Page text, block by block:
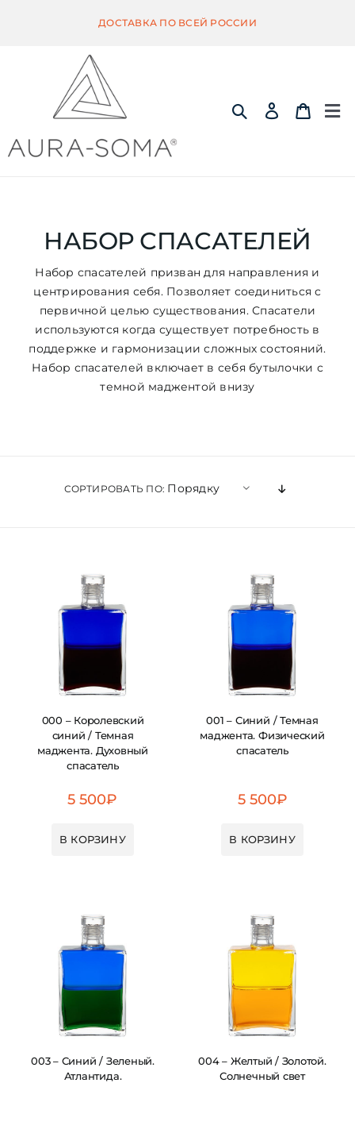
ДОСТАВКА ПО ВСЕЙ РОССИИ
ПОМАНДЕР
КВИНТЭССЕНЦИЯ
ЦВЕТОВАЯ ЭССЕНЦИЯ
КОНДИЦИОНЕР
ПОЛНЫЕ КОМПЛЕКТЫ
НАБОР СПАСАТЕЛЕЙ
Набор спасателей призван для направления и
центрирования себя. Позволяет соединиться с
первичной целью существования. Спасатели
используются когда существует потребность в
поддержке и гармонизации сложных состояний.
Набор спасателей включает в себя бутылочки с
темной маджентой внизу
СОРТИРОВАТЬ ПО: Порядку
000 – Королевский
синий / Темная
маджента. Духовный
спасатель
5 500₽
В КОРЗИНУ
001 – Синий / Темная
маджента. Физический
спасатель
5 500₽
В КОРЗИНУ
003 – Синий / Зеленый.
Атлантида.
004 – Желтый / Золотой.
Солнечный свет